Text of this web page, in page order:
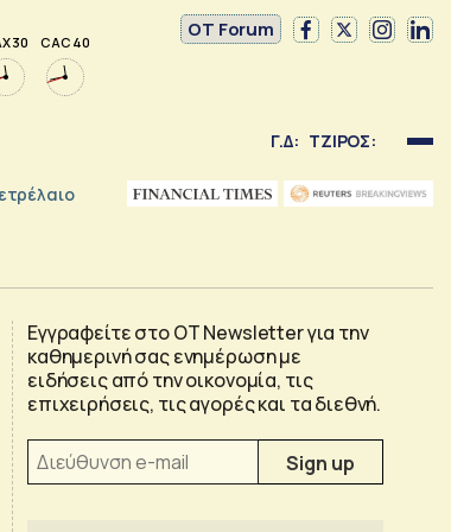
30 CAC 40
OT Forum
Γ.Δ: ΤΖΙΡΟΣ:
Εγγραφείτε στο OT Newsletter για την
καθημερινή σας ενημέρωση με
ειδήσεις από την οικονομία, τις
επιχειρήσεις, τις αγορές και τα διεθνή.